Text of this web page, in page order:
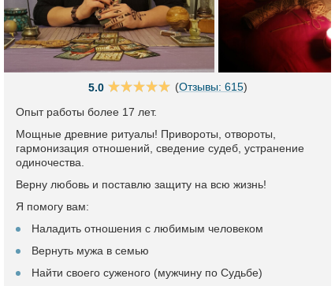
5.0 (Отзывы: 615)
Опыт работы более 17 лет.
Мощные древние ритуалы! Привороты, отвороты,
гармонизация отношений, сведение судеб, устранение
одиночества.
Верну любовь и поставлю защиту на всю жизнь!
Я помогу вам:
Наладить отношения с любимым человеком
Вернуть мужа в семью
Найти своего суженого (мужчину по Судьбе)